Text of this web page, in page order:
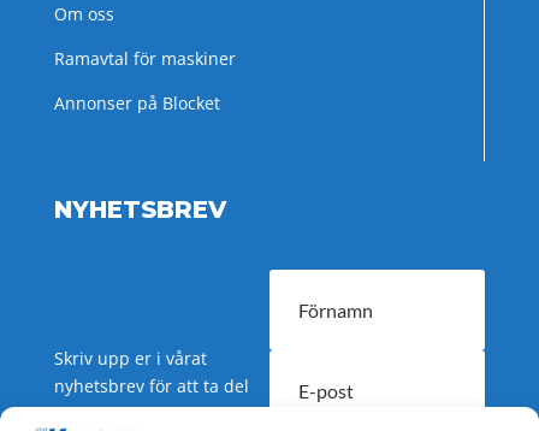
Om oss
Ramavtal för maskiner
Annonser på Blocket
NYHETSBREV
Skriv upp er i vårat
nyhetsbrev för att ta del
av nyheter och